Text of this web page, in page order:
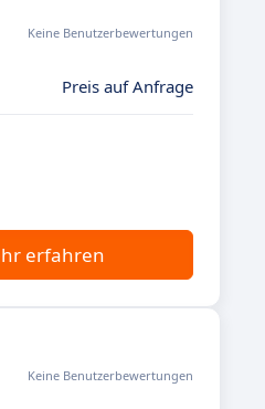
Keine Benutzerbewertungen
Preis auf Anfrage
erfahren
Keine Benutzerbewertungen